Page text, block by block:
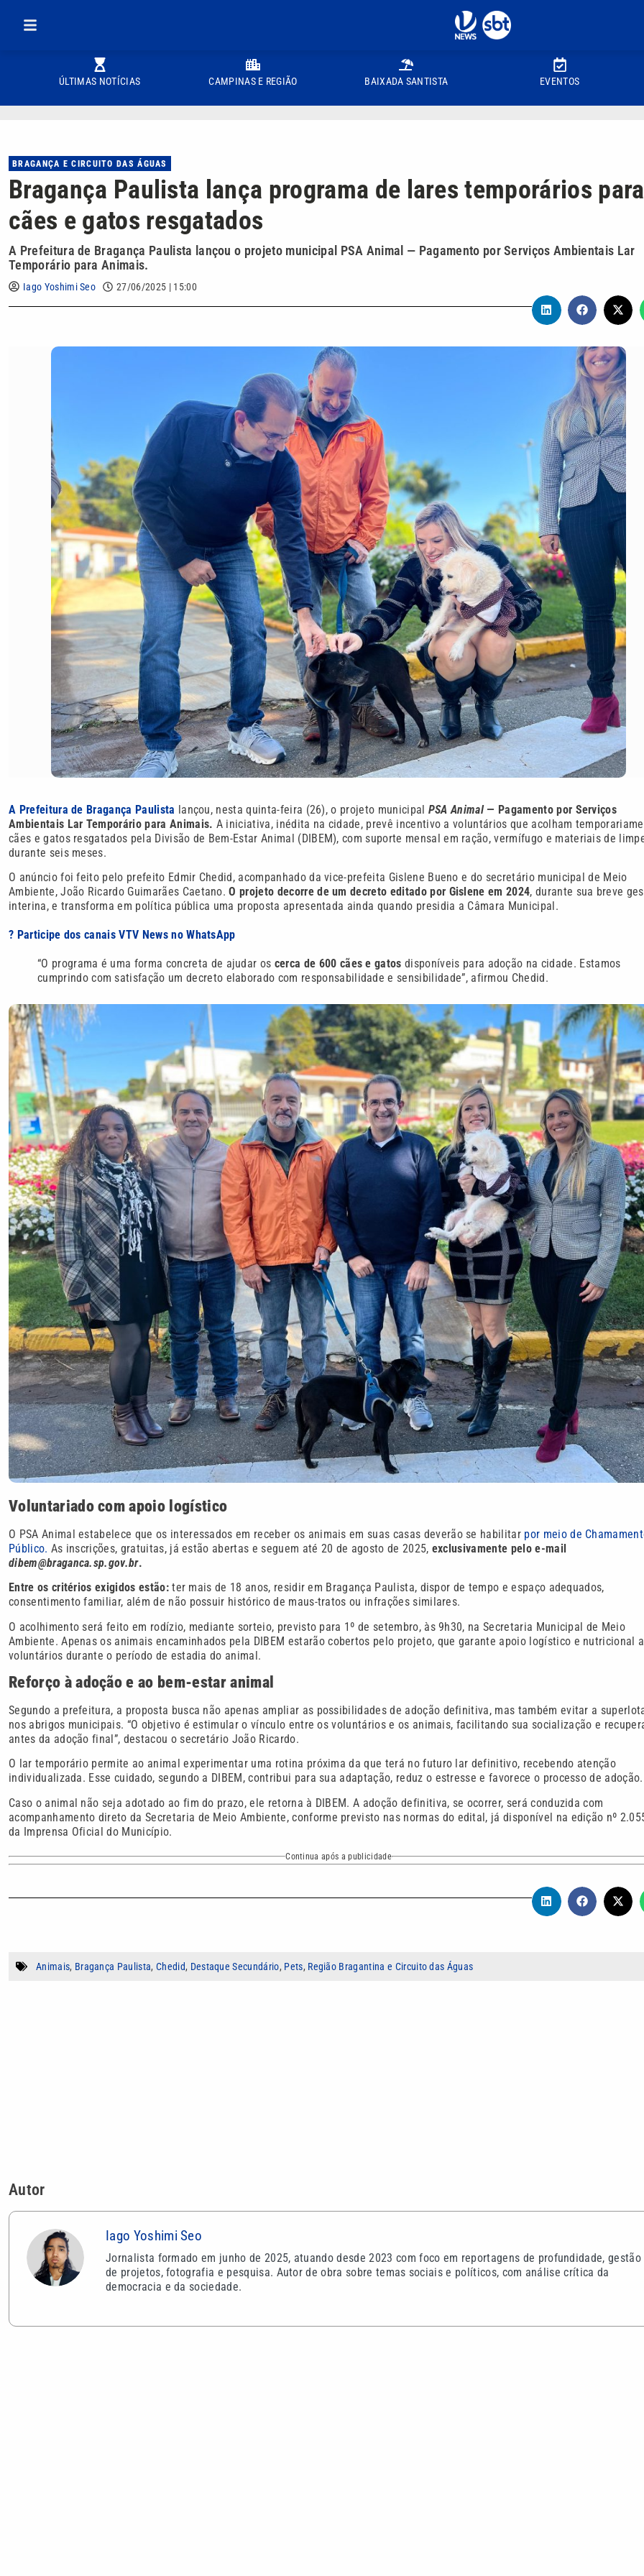
ÚLTIMAS NOTÍCIAS CAMPINAS E REGIÃO BAIXADA SANTISTA EVENTOS
BRAGANÇA E CIRCUITO DAS ÁGUAS
Bragança Paulista lança programa de lares temporários para
cães e gatos resgatados
A Prefeitura de Bragança Paulista lançou o projeto municipal PSA Animal — Pagamento por Serviços Ambientais Lar
Temporário para Animais.
Iago Yoshimi Seo 27/06/2025 | 15:00
A Prefeitura de Bragança Paulista lançou, nesta quinta-feira (26), o projeto municipal PSA Animal— Pagamento por Serviços
Ambientais Lar Temporário para Animais. A iniciativa, inédita na cidade, prevê incentivo a voluntários que acolham
cães e gatos resgatados pela Divisão de Bem-Estar Animal (DIBEM), com suporte mensal em ração, vermífugo e materiais de
durante seis meses.
O anúncio foi feito pelo prefeito Edmir Chedid, acompanhado da vice-prefeita Gislene Bueno e do secretário municipal de Meio
Ambiente, João Ricardo Guimarães Caetano. O projeto decorre de um decreto editado por Gislene em 2024, durante sua breve
interina, e transforma em política pública uma proposta apresentada ainda quando presidia a Câmara Municipal.
? Participe dos canais VTV News no WhatsApp
“O programa é uma forma concreta de ajudar os cerca de 600 cães e gatosdisponíveis para adoção na cidade. Estamos
cumprindo com satisfação um decreto elaborado com responsabilidade e sensibilidade”, afirmou Chedid.
Voluntariado com apoio logístico
O PSA Animal estabelece que os interessados em receber os animais em suas casas deverão se habilitar por meio de
Público. As inscrições, gratuitas, já estão abertas e seguem até 20 de agosto de 2025, exclusivamente pelo e-mail
dibem@braganca.sp.gov.br.
Entre os critérios exigidos estão:ter mais de 18 anos, residir em Bragança Paulista, dispor de tempo e espaço adequados,
consentimento familiar, além de não possuir histórico de maus-tratos ou infrações similares.
O acolhimento será feito em rodízio, mediante sorteio, previsto para 1º de setembro, às 9h30, na Secretaria Municipal de Meio
Ambiente. Apenas os animais encaminhados pela DIBEM estarão cobertos pelo projeto, que garante apoio logístico e nutricional
voluntários durante o período de estadia do animal.
Reforço à adoção e ao bem-estar animal
Segundo a prefeitura, a proposta busca não apenas ampliar as possibilidades de adoção definitiva, mas também evitar a
nos abrigos municipais. “O objetivo é estimular o vínculo entre os voluntários e os animais, facilitando sua socialização e
antes da adoção final”, destacou o secretário João Ricardo.
O lar temporário permite ao animal experimentar uma rotina próxima da que terá no futuro lar definitivo, recebendo atenção
individualizada. Esse cuidado, segundo a DIBEM, contribui para sua adaptação, reduz o estresse e favorece o processo de adoção.
Caso o animal não seja adotado ao fim do prazo, ele retorna à DIBEM. A adoção definitiva, se ocorrer, será conduzida com
acompanhamento direto da Secretaria de Meio Ambiente, conforme previsto nas normas do edital, já disponível na edição nº
da Imprensa Oficial do Município.
Continua após a publicidade
Animais, Bragança Paulista, Chedid, Destaque Secundário, Pets, Região Bragantina e Circuito das Águas
VEJA TAMBÉM